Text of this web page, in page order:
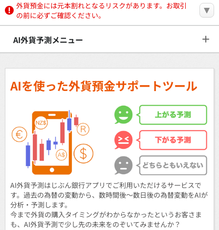
外貨預金には元本割れとなるリスクがあります。お取引
の前に必ずご確認ください。
AI外貨予測メニュー
AIを使った外貨預金サポートツール
AI外貨予測はじぶん銀行アプリでご利用いただけるサービスで
す。過去の為替の変動から、数時間後～数日後の為替変動をAIが
分析・予測します。
今まで外貨の購入タイミングがわからなかったというお客さま
も、AI外貨予測で少し先の未来をのぞいてみませんか？